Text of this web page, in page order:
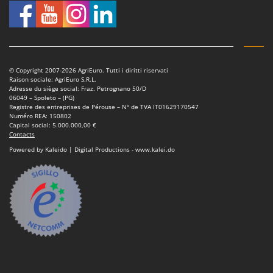
Scies alternatives à batterie
Scies de jardin télescopiques
Sécateurs pneumatiques
Semoirs et Épandeurs d'engrais
Socs pour tracteur
Souffleurs aspirateurs pour Feuilles
Soufreuses - Poudreuses à dos
Soufreuses - Poudreuses pour tracteur
T
Taille-haies
Taille-haies à bras pour tracteur
Tarières
Intex
Italyco
ITM
J JOLLY ITALIA
K
KAAZ
Karcher
Kasco
Kemper
Keter
KitchenAid
Komo
© Copyright 2007-2026 AgriEuro. Tutti i diritti riservati
Raison sociale: AgriEuro S.R.L.
Adresse du siège social: Fraz. Petrognano 50/D
06049 – Spoleto – (PG)
Registre des entreprises de Pérouse – N° de TVA IT01629170547
Numéro REA: 150802
Capital social: 5.000.000,00 €
Contacts
Powered by Kaleido | Digital Productions - www.kalei.do